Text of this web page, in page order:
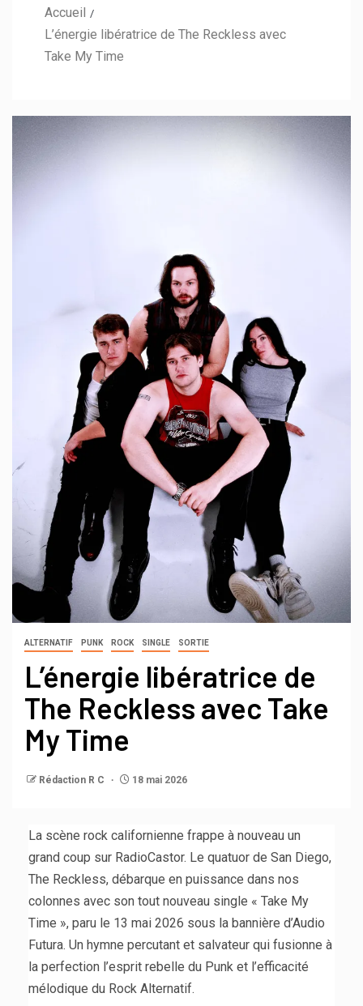
Accueil
L’énergie libératrice de The Reckless avec
Take My Time
ALTERNATIF PUNK ROCK SINGLE SORTIE
L’énergie libératrice de
The Reckless avec Take
My Time
Rédaction R C 18 mai 2026
La scène rock californienne frappe à nouveau un
grand coup sur RadioCastor. Le quatuor de San Diego,
The Reckless, débarque en puissance dans nos
colonnes avec son tout nouveau single « Take My
Time », paru le 13 mai 2026 sous la bannière d’Audio
Futura. Un hymne percutant et salvateur qui fusionne à
la perfection l’esprit rebelle du Punk et l’efficacité
mélodique du Rock Alternatif.